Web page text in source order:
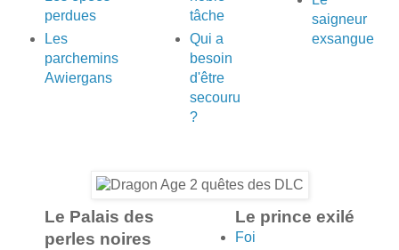
perdues
Les
parchemins
Awiergans
tâche
Qui a
besoin
d'être
secouru
?
saigneur
exsangue
Le Palais des
perles noires
Le prince exilé
Foi